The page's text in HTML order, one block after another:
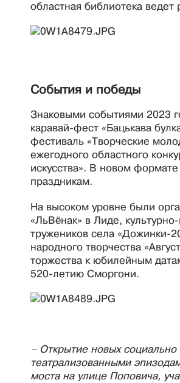
областная библиотека ведет
События и победы
Знаковыми событиями 2023
каравай-фест «Бацькава
фестиваль «Творческие
ежегодного областного
искусства». В новом
праздникам.
На высоком уровне были
«ЛьВёнак» в Лиде,
тружеников села «Дожинки-
народного творчества
торжества к юбилейным
520-летию Сморгони.
– Открытие новых
театрализованными
моста на улице Поповича,